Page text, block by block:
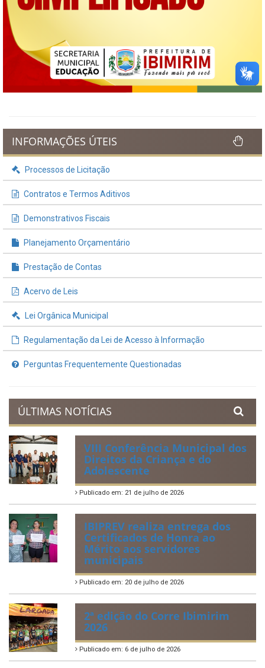
INFORMAÇÕES ÚTEIS
Processos de Licitação
Contratos e Termos Aditivos
Demonstrativos Fiscais
Planejamento Orçamentário
Prestação de Contas
Acervo de Leis
Lei Orgânica Municipal
Regulamentação da Lei de Acesso à Informação
Perguntas Frequentemente Questionadas
ÚLTIMAS NOTÍCIAS
VIII Conferência Municipal dos
Direitos da Criança e do
Adolescente
Publicado em: 21 de julho de 2026
IBIPREV realiza entrega dos
Certificados de Honra ao
Mérito aos servidores
municipais
Publicado em: 20 de julho de 2026
2ª edição do Corre Ibimirim
2026
Publicado em: 6 de julho de 2026